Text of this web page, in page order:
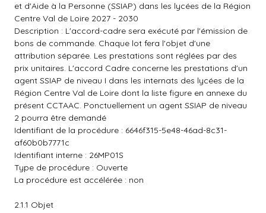
et d'Aide à la Personne (SSIAP) dans les lycées de la Région
Centre Val de Loire 2027 - 2030
Description : L'accord-cadre sera exécuté par l'émission de
bons de commande. Chaque lot fera l'objet d'une
attribution séparée. Les prestations sont réglées par des
prix unitaires. L'accord Cadre concerne les prestations d'un
agent SSIAP de niveau I dans les internats des lycées de la
Région Centre Val de Loire dont la liste figure en annexe du
présent CCTAAC. Ponctuellement un agent SSIAP de niveau
2 pourra être demandé
Identifiant de la procédure : 6646f315-5e48-46ad-8c31-
af60b0b7771c
Identifiant interne : 26MP01S
Type de procédure : Ouverte
La procédure est accélérée : non
2.1.1 Objet